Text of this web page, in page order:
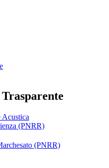
Acustica
(PNRR)
(PNRR)